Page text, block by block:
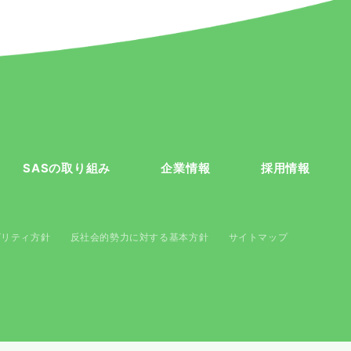
SASの取り組み 企業情報 採用情報
ティ方針 反社会的勢力に対する基本方針 サイトマップ